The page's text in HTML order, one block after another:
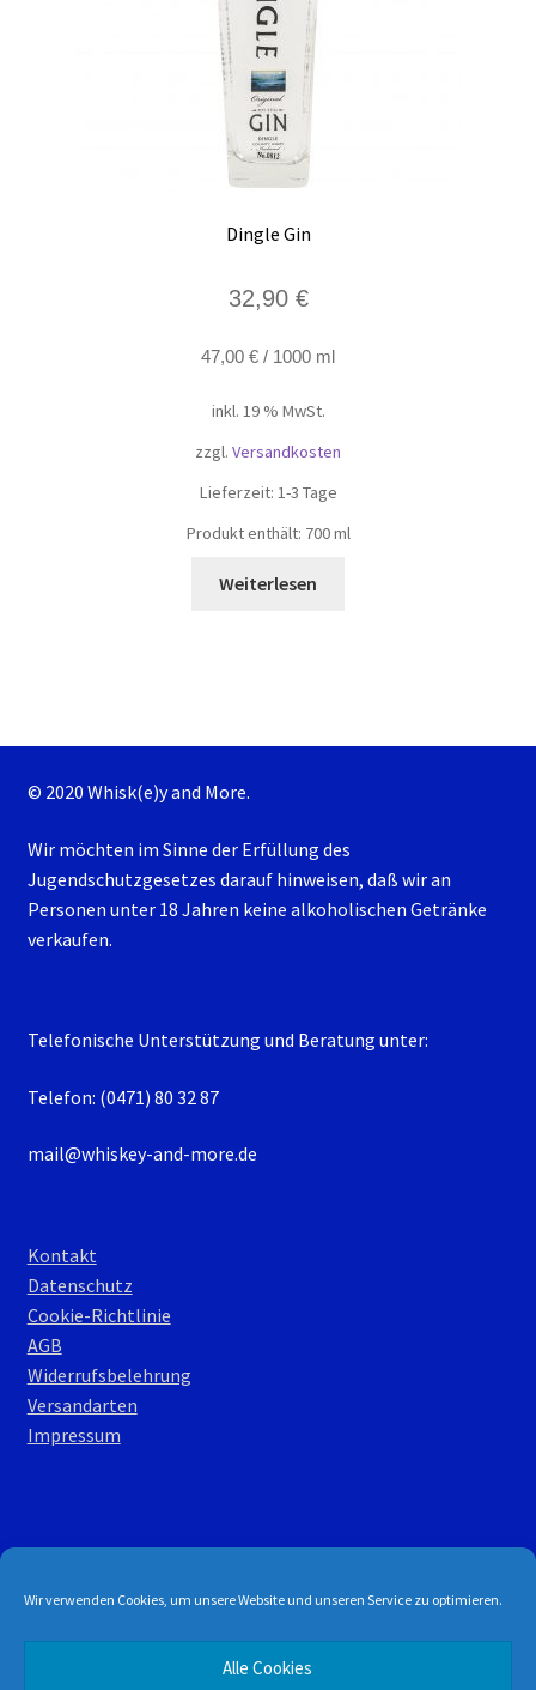
Wir verwenden Cookies, um unsere Website und unseren Service zu optimieren.
Alle Cookies
Dingle Gin
32,90 €
47,00 € / 1000 ml
inkl. 19 % MwSt.
zzgl. Versandkosten
Lieferzeit: 1-3 Tage
Produkt enthält: 700ml
Weiterlesen
© 2020 Whisk(e)y and More.
Wir möchten im Sinne der Erfüllung des
Jugendschutzgesetzes darauf hinweisen, daß wir an
Personen unter 18 Jahren keine alkoholischen Getränke
verkaufen.
Telefonische Unterstützung und Beratung unter:
Telefon: (0471) 80 32 87
mail@whiskey-and-more.de
Kontakt
Datenschutz
Cookie-Richtlinie
AGB
Widerrufsbelehrung
Versandarten
Impressum
Erstellt mit WooCommerce